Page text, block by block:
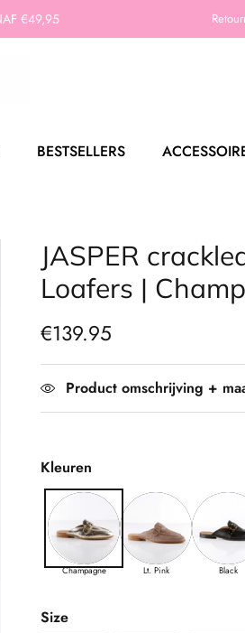
€49,95
BESTSELLERS
JASPER
Loafers |
€139.95
Product omschrijving +
Kleuren
Lt. Pink Black
Champagne
Size